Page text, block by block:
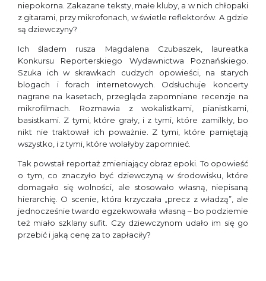
niepokorna. Zakazane teksty, małe kluby, a w nich chłopaki
z gitarami, przy mikrofonach, w świetle reflektorów. A gdzie
są dziewczyny?
Ich śladem rusza Magdalena Czubaszek, laureatka
Konkursu Reporterskiego Wydawnictwa Poznańskiego.
Szuka ich w skrawkach cudzych opowieści, na starych
blogach i forach internetowych. Odsłuchuje koncerty
nagrane na kasetach, przegląda zapomniane recenzje na
mikrofilmach. Rozmawia z wokalistkami, pianistkami,
basistkami. Z tymi, które grały, i z tymi, które zamilkły, bo
nikt nie traktował ich poważnie. Z tymi, które pamiętają
wszystko, i z tymi, które wolałyby zapomnieć.
Tak powstał reportaż zmieniający obraz epoki. To opowieść
o tym, co znaczyło być dziewczyną w środowisku, które
domagało się wolności, ale stosowało własną, niepisaną
hierarchię. O scenie, która krzyczała „precz z władzą”, ale
jednocześnie twardo egzekwowała własną – bo podziemie
też miało szklany sufit. Czy dziewczynom udało im się go
przebić i jaką cenę za to zapłaciły?